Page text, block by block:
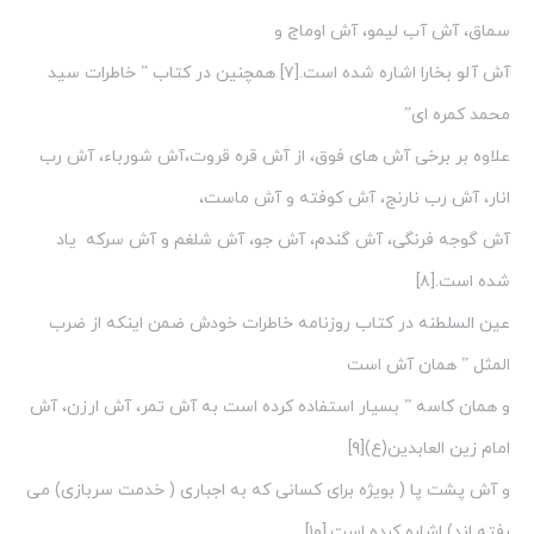
سماق، آش آب لیمو، آش اوماج و
آش آلو بخارا اشاره شده است.[۷] همچنین در کتاب ” خاطرات سید
محمد کمره ای”
علاوه بر برخی آش های فوق، از آش قره قروت،آش شورباء، آش رب
انار، آش رب نارنج، آش کوفته و آش ماست،
آش گوجه فرنگی، آش گندم، آش جو، آش شلغم و آش سرکه یاد
شده است.[۸]
عین السلطنه در کتاب روزنامه خاطرات خودش ضمن اینکه از ضرب
المثل ” همان آش است
و همان کاسه ” بسیار استفاده کرده است به آش تمر، آش ارزن، آش
امام زین العابدین(ع)[۹]
و آش پشت پا ( بویژه برای کسانی که به اجباری ( خدمت سربازی) می